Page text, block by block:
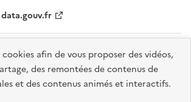
afin de vous proposer des vidéos,
des remontées de contenus de
et des contenus animés et interactifs.
data.gouv.fr
personnelles et cookies
Accessibilité :
Mentions légales Gestion des cookies